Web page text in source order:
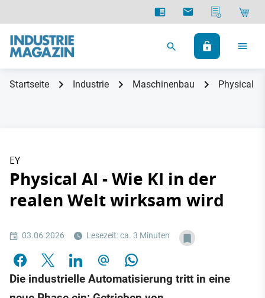
Startseite Industrie Maschinenbau Physical
EY
Physical AI - Wie KI in der
realen Welt wirksam wird
03.06.2026 Lesezeit: ca. 3 Minuten
Die industrielle Automatisierung tritt in eine